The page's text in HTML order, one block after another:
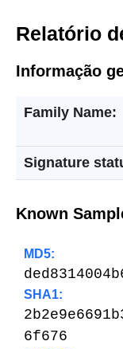
Relatório
Informação
Family Name:
Signature
Known
MD5:
SHA1:
6f676